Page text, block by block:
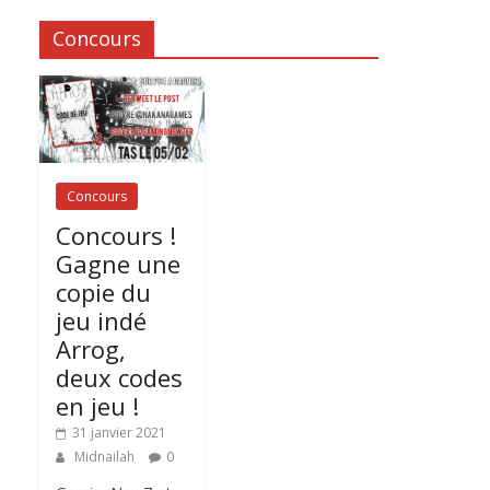
Concours
Concours
Concours !
Gagne une
copie du
jeu indé
Arrog,
deux codes
en jeu !
31 janvier 2021
Midnailah
0